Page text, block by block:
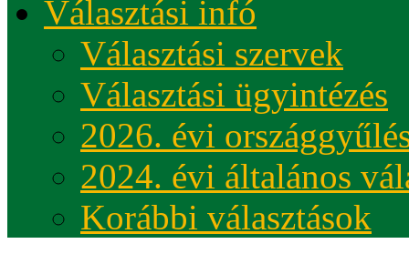
Választási infó
Választási szervek
Választási ügyintézés
2026. évi
2024. évi általános
Korábbi választások